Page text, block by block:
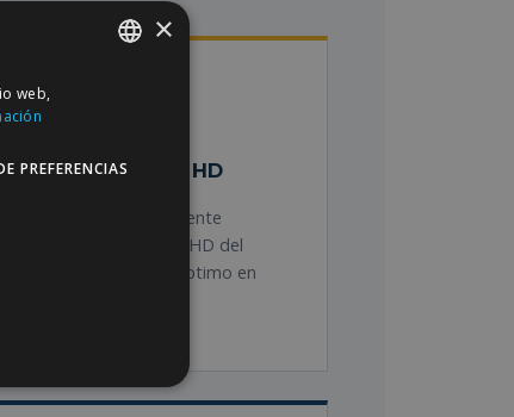
+ liposucción HD
del componente
oculta + liposucción HD del
pectoral. Resultado óptimo en
×
web,
PREFERENCIAS